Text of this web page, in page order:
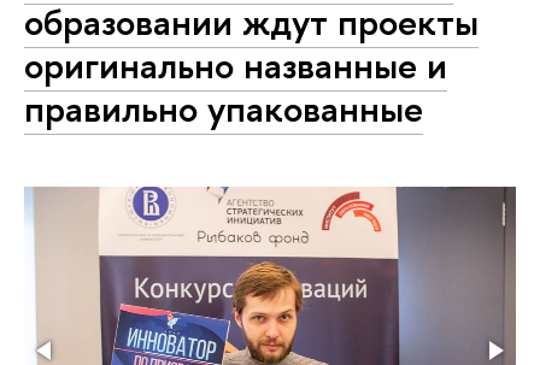
образовании ждут проекты
оригинально названные и
правильно упакованные